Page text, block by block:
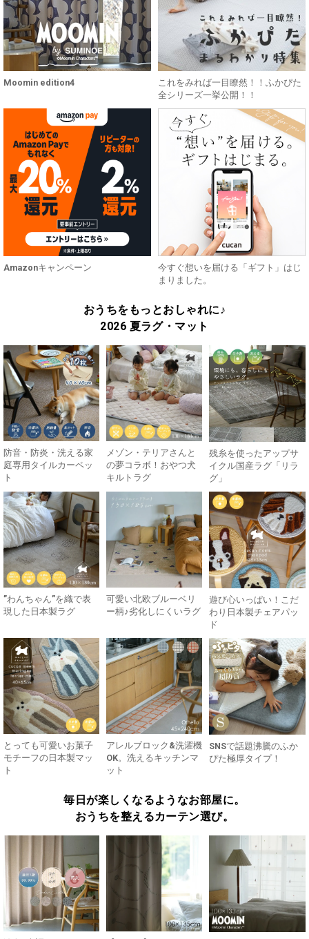
Moomin edition4
これをみれば一目瞭然！！ふかぴた
全シリーズ一挙公開！！
Amazonキャンペーン
今すぐ想いを届ける「ギフト」はじ
まりました。
おうちをもっとおしゃれに♪
2026 夏ラグ・マット
防音・防炎・洗える家
庭専用タイルカーペッ
ト
メゾン・テリアさんと
の夢コラボ！おやつ犬
キルトラグ
残糸を使ったアップサ
イクル国産ラグ「リラ
グ」
”わんちゃん”を織で表
現した日本製ラグ
可愛い北欧ブルーベリ
ー柄♪劣化しにくいラグ
遊び心いっぱい！こだ
わり日本製チェアパッ
ド
とっても可愛いお菓子
モチーフの日本製マッ
ト
アレルブロック&洗濯機
OK。洗えるキッチンマ
ット
SNSで話題沸騰のふか
ぴた極厚タイプ！
毎日が楽しくなるようなお部屋に。
おうちを整えるカーテン選び。